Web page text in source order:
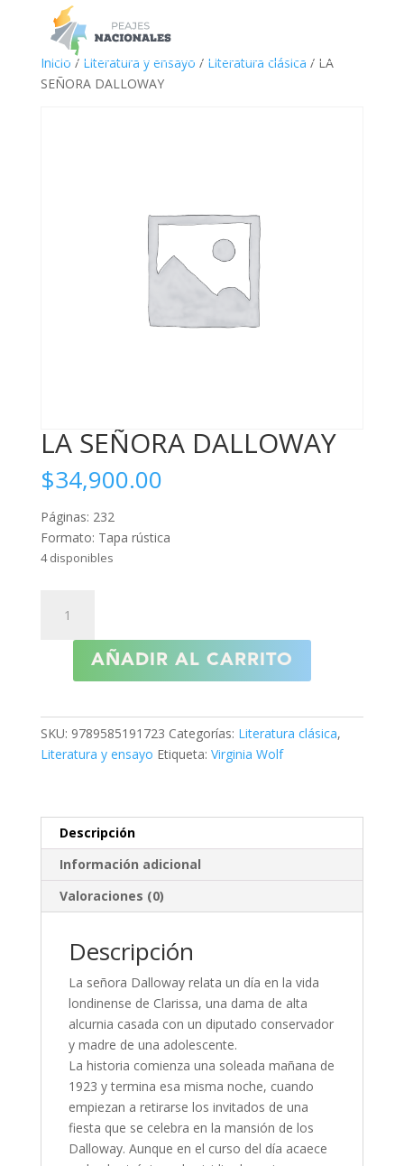
Inicio / Literatura y ensayo / Literatura clásica / LA
SEÑORA DALLOWAY
LA SEÑORA DALLOWAY
$34,900.00
Páginas: 232
Formato: Tapa rústica
4 disponibles
SEÑORA
DALLOWAY
AÑADIR AL CARRITO
SKU: 9789585191723 Categorías: Literatura clásica,
Literatura y ensayo Etiqueta: Virginia Wolf
Descripción
Información adicional
Valoraciones (0)
Descripción
La señora Dalloway relata un día en la vida
londinense de Clarissa, una dama de alta
alcurnia casada con un diputado conservador
y madre de una adolescente.
La historia comienza una soleada mañana de
1923 y termina esa misma noche, cuando
empiezan a retirarse los invitados de una
fiesta que se celebra en la mansión de los
Dalloway. Aunque en el curso del día acaece